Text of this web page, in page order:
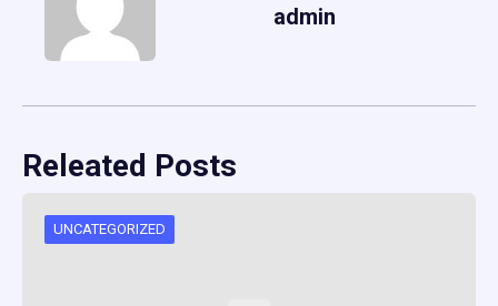
admin
Releated Posts
UNCATEGORIZED